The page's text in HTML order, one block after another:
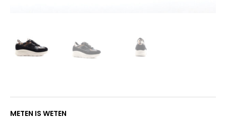
METEN IS WETEN